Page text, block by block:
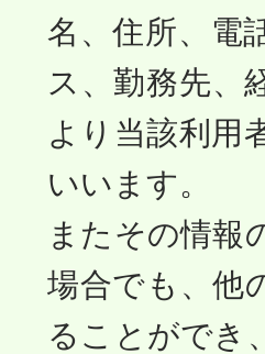
名、住所、電
ス、勤務先、
より当該利用
いいます。
またその情報
場合でも、他
ることができ